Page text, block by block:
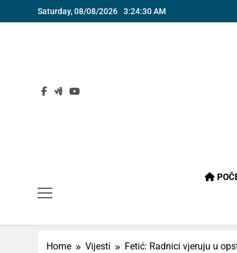
to
Saturday, 08/08/2026 3:24:31 AM
Home Vijesti Fetić: Radnici vjeruju u